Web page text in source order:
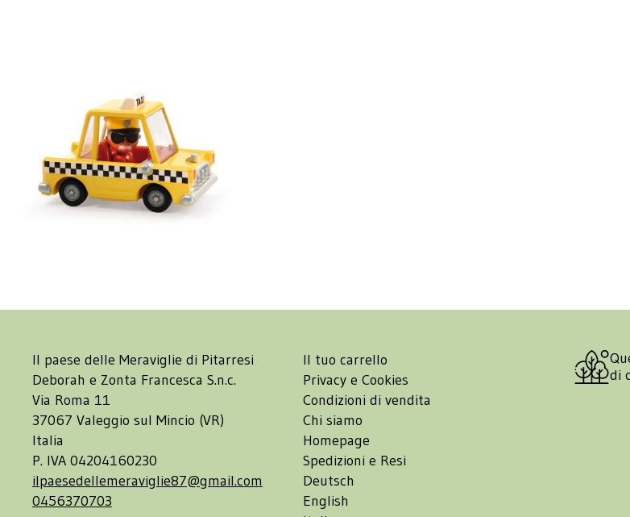
Il paese delle Meraviglie di Pitarresi
Deborah e Zonta Francesca S.n.c.
Via Roma 11
37067 Valeggio sul Mincio (VR)
Italia
P. IVA 04204160230
ilpaesedellemeraviglie87@gmail.com
0456370703
Il tuo carrello
Privacy e Cookies
Condizioni di vendita
Chi siamo
Homepage
Spedizioni e Resi
Deutsch
English
di